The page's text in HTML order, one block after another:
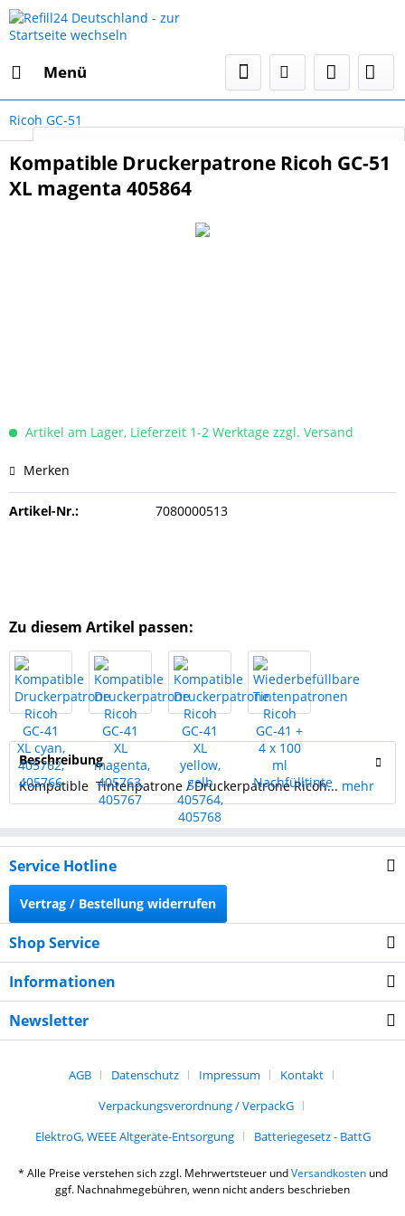
Menü
Ricoh GC-51
Kompatible Druckerpatrone Ricoh GC-51
XL magenta 405864
Artikel am Lager, Lieferzeit 1-2 Werktage zzgl. Versand
Merken
Artikel-Nr.: 7080000513
Zu diesem Artikel passen:
Beschreibung
Kompatible Tintenpatrone / Druckerpatrone Ricoh... mehr
Service Hotline
Vertrag / Bestellung widerrufen
Shop Service
Informationen
Newsletter
AGB Datenschutz Impressum
Kontakt
Verpackungsverordnung / VerpackG
ElektroG, WEEE Altgeräte-Entsorgung
Batteriegesetz - BattG
* Alle Preise verstehen sich zzgl. Mehrwertsteuer undVersandkostenund
ggf. Nachnahmegebühren, wenn nicht anders beschrieben